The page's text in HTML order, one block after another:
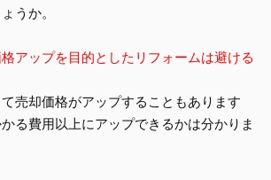
うか。
アップを目的としたリフォームは避ける
売却価格がアップすることもあります
る費用以上にアップできるかは分かりま